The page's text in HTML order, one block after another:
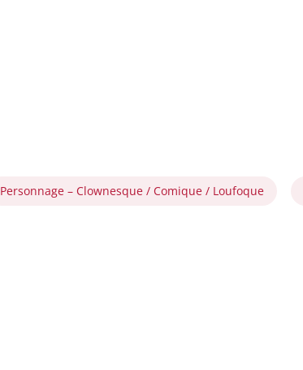
Personnage – Clownesque / Comique / Loufoque